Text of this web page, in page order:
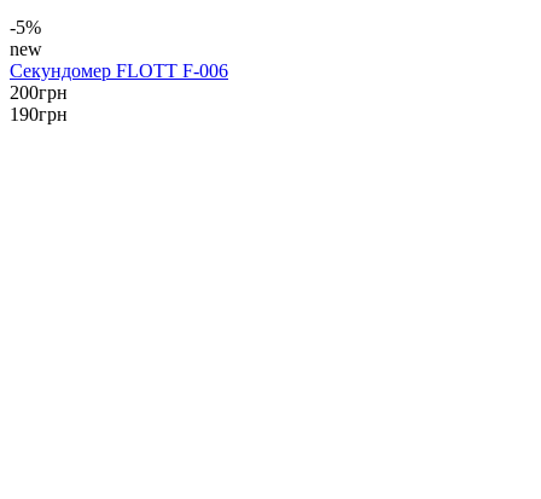
-5%
new
Секундомер FLOTT F-006
200грн
190грн